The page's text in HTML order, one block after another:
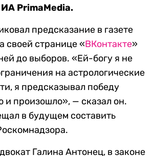
ИА PrimaMedia.
предсказание в газете
своей странице «ВКонтакте»
до выборов. «Ей-богу я не
на астрологические
я предсказывал победу
и произошло», — сказал он.
в будущем составить
Галина Антонец, в законе